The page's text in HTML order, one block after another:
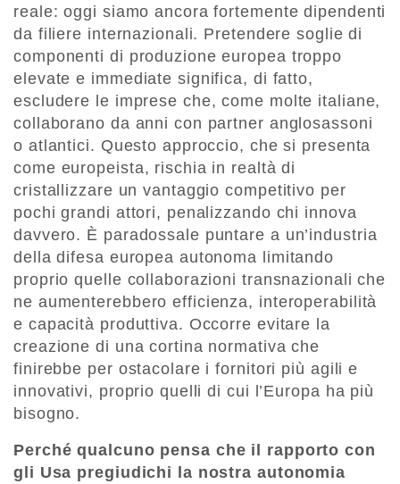
reale: oggi siamo ancora fortemente dipendenti
da filiere internazionali. Pretendere soglie di
componenti di produzione europea troppo
elevate e immediate significa, di fatto,
escludere le imprese che, come molte italiane,
collaborano da anni con partner anglosassoni
o atlantici. Questo approccio, che si presenta
come europeista, rischia in realtà di
cristallizzare un vantaggio competitivo per
pochi grandi attori, penalizzando chi innova
davvero. È paradossale puntare a un’industria
della difesa europea autonoma limitando
proprio quelle collaborazioni transnazionali che
ne aumenterebbero efficienza, interoperabilità
e capacità produttiva. Occorre evitare la
creazione di una cortina normativa che
finirebbe per ostacolare i fornitori più agili e
innovativi, proprio quelli di cui l’Europa ha più
bisogno.
Perché qualcuno pensa che il rapporto con
gli Usa pregiudichi la nostra autonomia